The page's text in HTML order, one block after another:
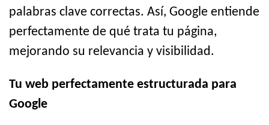
palabras clave correctas. Así, Google entiende
perfectamente de qué trata tu página,
mejorando su relevancia y visibilidad.
Tu web perfectamente estructurada para
Google